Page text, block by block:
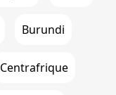
Burundi
Centrafrique